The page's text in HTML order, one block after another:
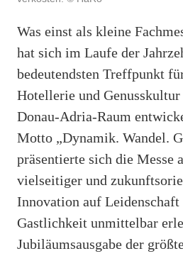
Was einst als kleine
hat sich im Laufe der
bedeutendsten Treffpunkt
Hotellerie und
Donau-Adria-Raum
Motto „Dynamik. Wandel.
präsentierte sich die Messe
vielseitiger und
Innovation auf
Gastlichkeit unmittelbar
Jubiläumsausgabe der